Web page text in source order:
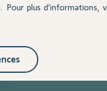
Posez votre
Pour plus d’informations,